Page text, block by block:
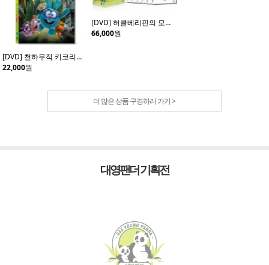
[DVD] 천하무적 키코리키 (Kikoriki: Team Invincible)- 데니스체르노프 감독
22,000원
[DVD] 허클베리핀의 모험 (6Disc)
66,000원
더 많은 상품 구경하러 가기 >
대영팬더 기획전